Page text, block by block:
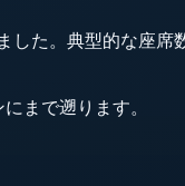
た。典型的な座
まで遡ります。